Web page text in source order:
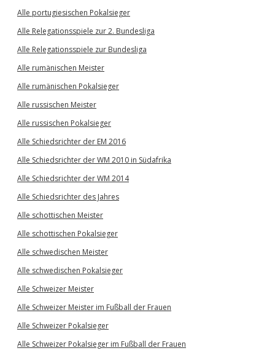
Alle portugiesischen Pokalsieger
Alle Relegationsspiele zur 2. Bundesliga
Alle Relegationsspiele zur Bundesliga
Alle rumänischen Meister
Alle rumänischen Pokalsieger
Alle russischen Meister
Alle russischen Pokalsieger
Alle Schiedsrichter der EM 2016
Alle Schiedsrichter der WM 2010 in Südafrika
Alle Schiedsrichter der WM 2014
Alle Schiedsrichter des Jahres
Alle schottischen Meister
Alle schottischen Pokalsieger
Alle schwedischen Meister
Alle schwedischen Pokalsieger
Alle Schweizer Meister
Alle Schweizer Meister im Fußball der Frauen
Alle Schweizer Pokalsieger
Alle Schweizer Pokalsieger im Fußball der Frauen